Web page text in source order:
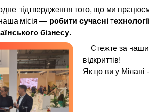
підтвердження того, що ми
місія — робити сучасні
бізнесу.
Стежте за
відкриттів!
Якщо ви у Мілані